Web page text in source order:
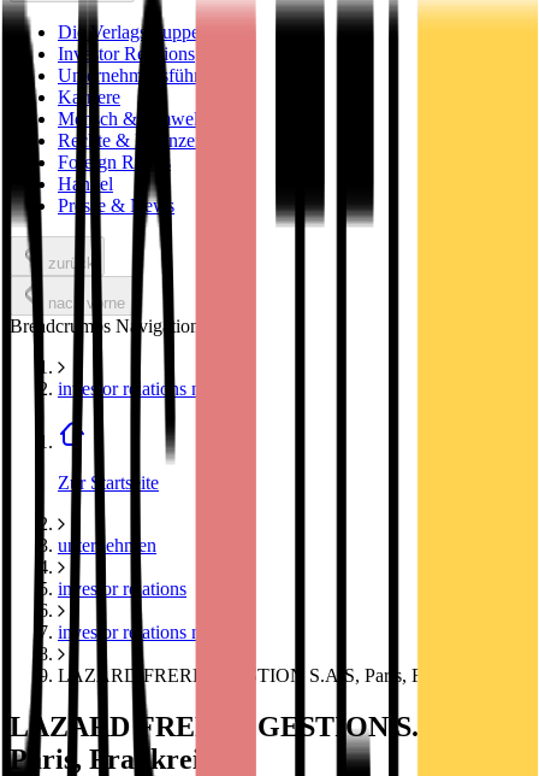
Die Verlagsgruppe
Investor Relations
Unternehmensführung
Karriere
Mensch & Umwelt
Rechte & Lizenzen
Foreign Rights
Handel
Presse & News
zurück
nach vorne
Breadcrumbs Navigation
investor relations news
Zur Startseite
unternehmen
investor relations
investor relations news
LAZARD FRERES GESTION S.A.S, Paris, Frankreich
LAZARD FRERES GESTION S.A.S,
Paris, Frankreich